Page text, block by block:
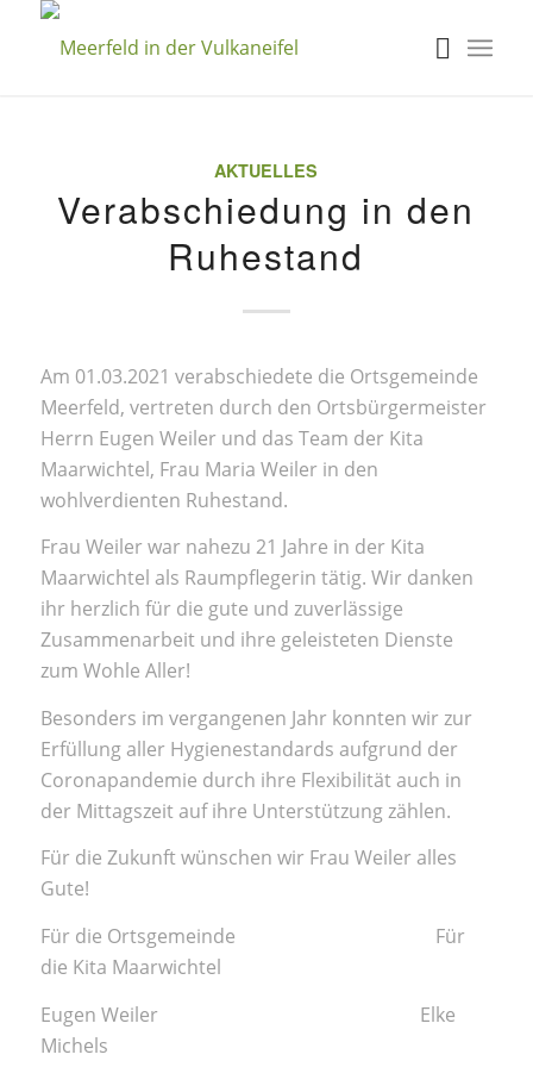
AKTUELLES
Verabschiedung in den
Ruhestand
Am 01.03.2021 verabschiedete die Ortsgemeinde
Meerfeld, vertreten durch den Ortsbürgermeister
Herrn Eugen Weiler und das Team der Kita
Maarwichtel, Frau Maria Weiler in den
wohlverdienten Ruhestand.
Frau Weiler war nahezu 21 Jahre in der Kita
Maarwichtel als Raumpflegerin tätig. Wir danken
ihr herzlich für die gute und zuverlässige
Zusammenarbeit und ihre geleisteten Dienste
zum Wohle Aller!
Besonders im vergangenen Jahr konnten wir zur
Erfüllung aller Hygienestandards aufgrund der
Coronapandemie durch ihre Flexibilität auch in
der Mittagszeit auf ihre Unterstützung zählen.
Für die Zukunft wünschen wir Frau Weiler alles
Gute!
Für die Ortsgemeinde Für
die Kita Maarwichtel
Eugen Weiler Elke
Michels